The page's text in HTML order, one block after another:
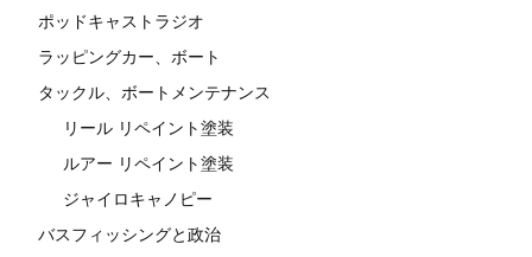
ポッドキャストラジオ
ラッピングカー、ボート
タックル、ボートメンテナンス
リール リペイント塗装
ルアー リペイント塗装
ジャイロキャノピー
バスフィッシングと政治